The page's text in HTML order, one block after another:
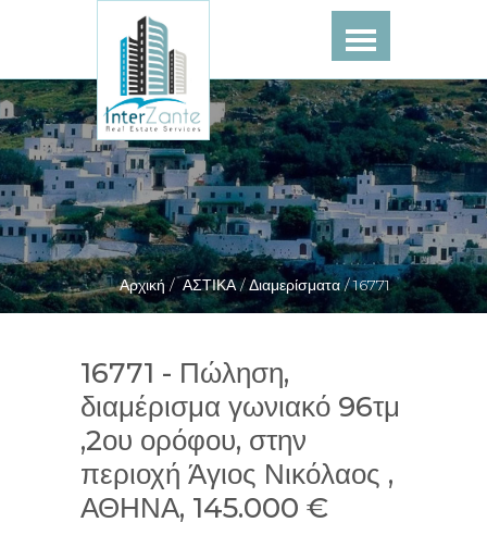
Αρχική / ΑΣΤΙΚΑ /Διαμερίσματα /16771
16771 - Πώληση,
διαμέρισμα γωνιακό 96τμ
,2ου ορόφου, στην
περιοχή Άγιος Νικόλαος ,
ΑΘΗΝΑ, 145.000 €